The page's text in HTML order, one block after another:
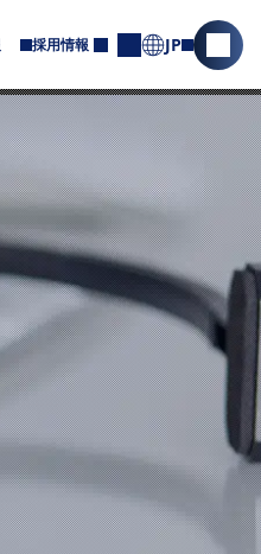
採用情報
サ
イ
内
索
を
開
く
JP
お
問
合